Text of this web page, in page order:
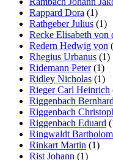
Rappard Dora (1)
Rathgeber Julius (1)
Recke Elisabeth von
Redern Hedwig von
Rhegius Urbanus (1)
Ridemann Peter(1)
Ridley Nicholas (1)
Rieger Carl Heinrich
Riggenbach Bernhard
Riggenbach
Riggenbach Eduard
Ringwaldt
Rinkart Martin (1)
Rist Johann (1)